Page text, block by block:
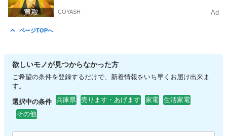
COYASH Ad
ページTOPへ
欲しいモノが見つからなかった方
ご希望の条件を登録するだけで、新着情報をいち早くお届け出来ま
す。
選択中の条件 兵庫県 売ります・あげます 家電
生活家電
その他